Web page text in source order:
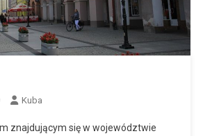
Kuba
znajdującym się w województwie